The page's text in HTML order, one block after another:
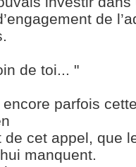
de
de toi... "
encore parfois
de cet appel, que
manquent.